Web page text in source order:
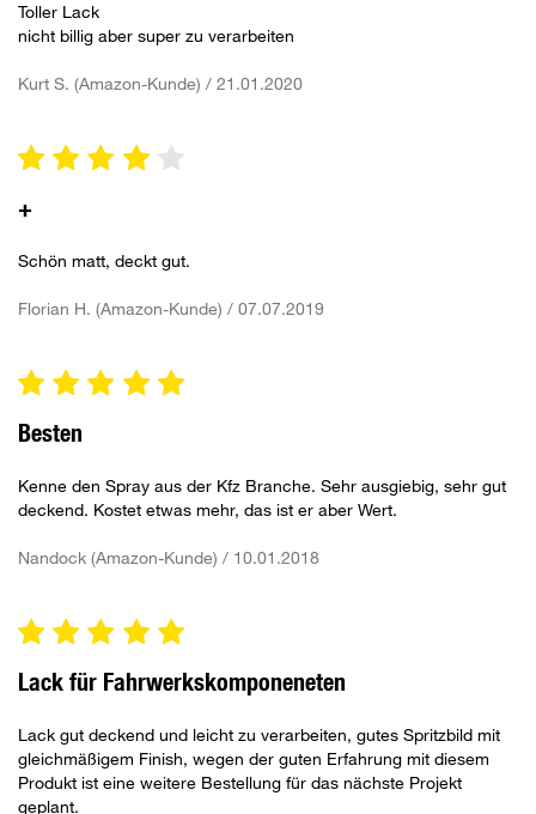
Toller Lack
nicht billig aber super zu verarbeiten
Kurt S. (Amazon-Kunde) / 21.01.2020
+
Schön matt, deckt gut.
Florian H. (Amazon-Kunde) / 07.07.2019
Besten
Kenne den Spray aus der Kfz Branche. Sehr ausgiebig, sehr gut
deckend. Kostet etwas mehr, das ist er aber Wert.
Nandock (Amazon-Kunde) / 10.01.2018
Lack für Fahrwerkskomponeneten
Lack gut deckend und leicht zu verarbeiten, gutes Spritzbild mit
gleichmäßigem Finish, wegen der guten Erfahrung mit diesem
Produkt ist eine weitere Bestellung für das nächste Projekt
geplant.